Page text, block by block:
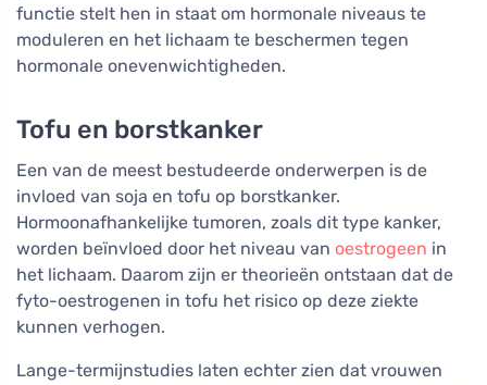
functie stelt hen in staat om hormonale niveaus te
moduleren en het lichaam te beschermen tegen
hormonale onevenwichtigheden.
Tofu en borstkanker
Een van de meest bestudeerde onderwerpen is de
invloed van soja en tofu op borstkanker.
Hormoonafhankelijke tumoren, zoals dit type kanker,
worden beïnvloed door het niveau van oestrogeen in
het lichaam. Daarom zijn er theorieën ontstaan dat de
fyto-oestrogenen in tofu het risico op deze ziekte
kunnen verhogen.
Lange-termijnstudies laten echter zien dat vrouwen